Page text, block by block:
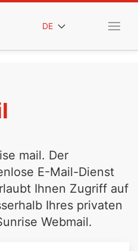
DE
mail. Der
E-Mail-Dienst
Ihnen Zugriff auf
Ihres privaten
Webmail.